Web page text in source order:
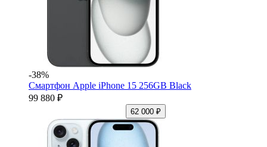
-38%
Смартфон Apple iPhone 15 256GB Black
99 880 ₽
62 000 ₽